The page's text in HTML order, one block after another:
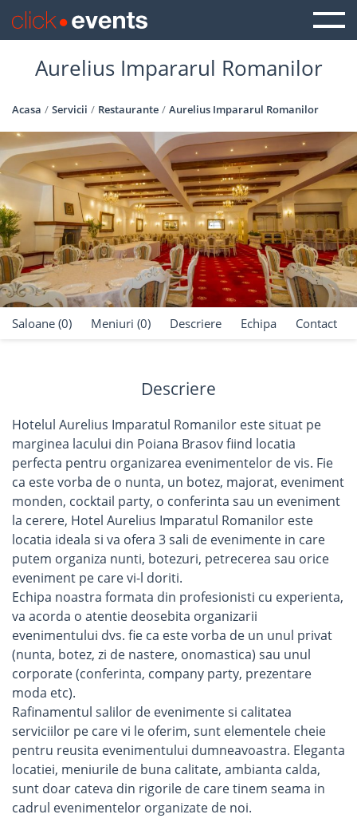
Aurelius Impararul Romanilor
Acasa Servicii Restaurante Aurelius Impararul Romanilor
Saloane (0) Meniuri (0) Descriere Echipa Contact
Descriere
Hotelul Aurelius Imparatul Romanilor este situat pe
marginea lacului din Poiana Brasov fiind locatia
perfecta pentru organizarea evenimentelor de vis. Fie
ca este vorba de o nunta, un botez, majorat, eveniment
monden, cocktail party, o conferinta sau un eveniment
la cerere, Hotel Aurelius Imparatul Romanilor este
locatia ideala si va ofera 3 sali de evenimente in care
putem organiza nunti, botezuri, petrecerea sau orice
eveniment pe care vi-l doriti.
Echipa noastra formata din profesionisti cu experienta,
va acorda o atentie deosebita organizarii
evenimentului dvs. fie ca este vorba de un unul privat
(nunta, botez, zi de nastere, onomastica) sau unul
corporate (conferinta, company party, prezentare
moda etc).
Rafinamentul salilor de evenimente si calitatea
serviciilor pe care vi le oferim, sunt elementele cheie
pentru reusita evenimentului dumneavoastra. Eleganta
locatiei, meniurile de buna calitate, ambianta calda,
sunt doar cateva din rigorile de care tinem seama in
cadrul evenimentelor organizate de noi.